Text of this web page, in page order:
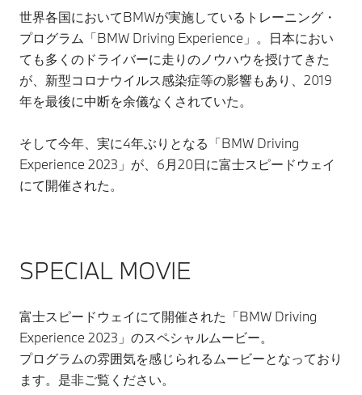
世界各国においてBMWが実施しているトレーニング・
プログラム「BMW Driving Experience」。日本におい
ても多くのドライバーに走りのノウハウを授けてきた
が、新型コロナウイルス感染症等の影響もあり、2019
年を最後に中断を余儀なくされていた。
そして今年、実に4年ぶりとなる「BMW Driving
Experience 2023」が、6月20日に富士スピードウェイ
にて開催された。
SPECIAL MOVIE
富士スピードウェイにて開催された「BMW Driving
Experience 2023」のスペシャルムービー。
プログラムの雰囲気を感じられるムービーとなっており
ます。是非ご覧ください。